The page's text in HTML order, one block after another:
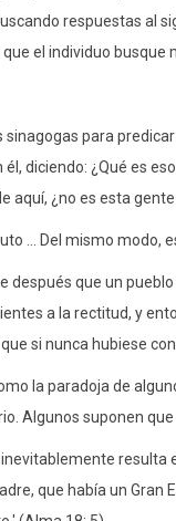
respuestas al
el individuo busque
para
diciendo: ¿Qué es
aquí, ¿no es esta
... Del mismo modo,
que un
a la rectitud, y
si nunca hubiese
la paradoja de
Algunos suponen
que había un Gran